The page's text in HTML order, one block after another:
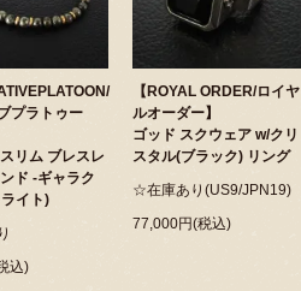
プラトゥー
リム ブレスレ
ド -ギャラク
イト)
込)
【ROYAL ORDER/ロイヤ
ルオーダー】
ゴッド スクウェア w/クリ
スタル(ブラック) リング
☆在庫あり(US9/JPN19)
77,000円(税込)